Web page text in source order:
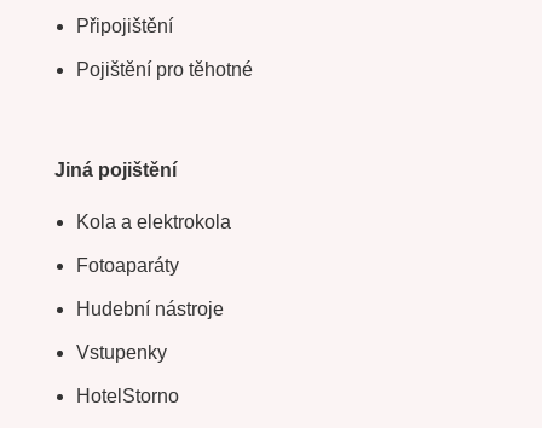
Připojištění
Pojištění pro těhotné
Jiná pojištění
Kola a elektrokola
Fotoaparáty
Hudební nástroje
Vstupenky
HotelStorno